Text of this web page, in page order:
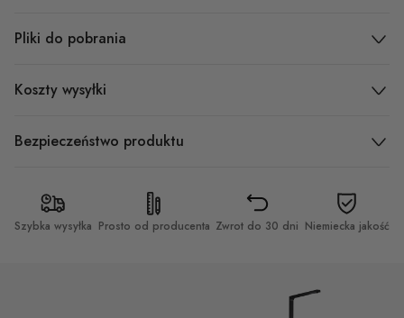
Pliki do pobrania
Koszty wysyłki
Bezpieczeństwo produktu
Szybka wysyłka Prosto od producenta Zwrot do 30 dni Niemiecka jakość